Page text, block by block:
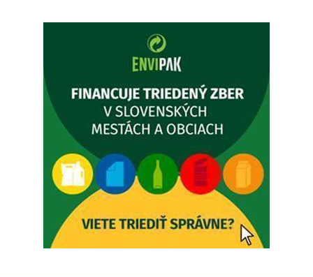
4. augusta 2026 15:30
Dnešný zvoz odpadu
Vážený občan, dnes 5. 8. sa zváža komunálny odpad.
5. augusta 2026 05:00
Oznámenie o uložení zásielky - Juraj Sloboda
Na úradnej tabuli je nová výveska. https://dubovce.sk?
p=16556
28. júla 2026 10:49
ZBER ŽELEZA